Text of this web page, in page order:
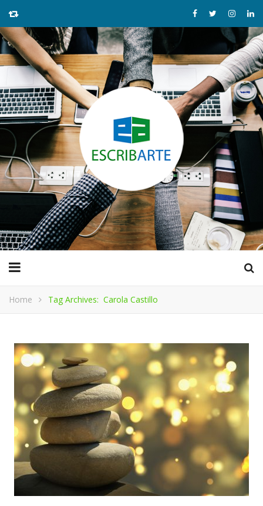
Home Tag Archives: Carola Castillo